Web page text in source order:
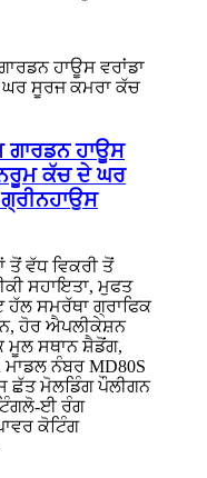
ਹਾਊਸ
ਕੱਚ ਦੇ ਘਰ
ਤੋਂ ਵੱਧ ਵਿਕਰੀ ਤੋਂ
ਸਹਾਇਤਾ, ਮੁਫਤ
ਸਮਰੱਥਾ ਗ੍ਰਾਫਿਕ
ਹੋਰ ਐਪਲੀਕੇਸ਼ਨ
ਮੂਲ ਸਥਾਨ ਸ਼ੈਡੋਂਗ,
ਮਾਡਲ ਨੰਬਰ MD80S
ਛੱਤ ਮੋਲਡਿੰਗ ਪੌਲੀਗਨ
ਈ ਰੰਗ
ਕੋਟਿੰਗ